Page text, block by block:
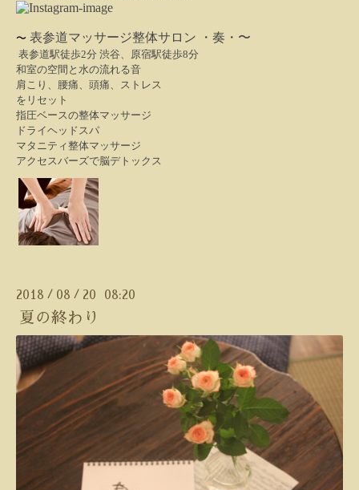
〜 表参道マッサージ整体サロン ・奏・〜
表参道駅徒歩2分 渋谷、原宿駅徒歩8分
和室の空間と水の流れる音
肩こり、腰痛、頭痛、ストレス
をリセット
指圧ベースの整体マッサージ
ドライヘッドスパ
マタニティ整体マッサージ
アクセスバーズで脳デトックス
2018 / 08 / 20 08:20
夏の終わり